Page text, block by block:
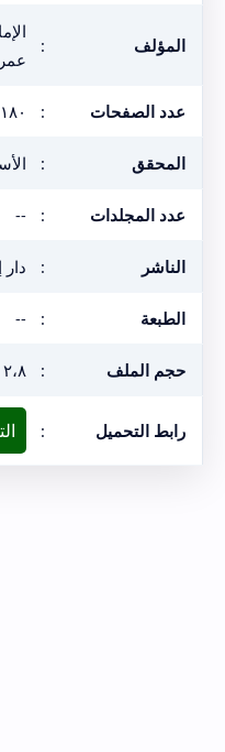
المؤلف :
عدد الصفحات : ١٨٠
المحقق :
عدد المجلدات :
--
الناشر : دار
الطبعة :
--
حجم الملف : ٢،٨ ميغابيت
رابط التحميل :